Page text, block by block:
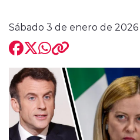
Sábado 3 de enero de 2026